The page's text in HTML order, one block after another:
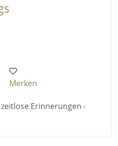
Merken
Erinnerungen -